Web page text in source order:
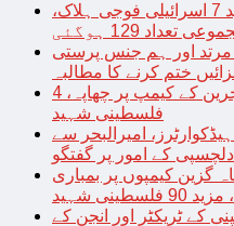
غزہ؛ حماس کے ہاتھوں مزید 7 اسرائیلی فوجی ہلاک،
تعداد 129 ہوگئی
مرتد اور ہم جنس پرستی
ختم کرنے کا مطالبہ
اسرائیل کا فارعہ میں مہاجرین کے کیمپ پر چھاپہ، 4
فلسطینی شہید
امیرالبحر سے
کے امور پر گفتگو
گزین کیمپوں پر بمباری
، مزید 90 فلسطینی شہید
کے ٹریکٹر اور انجن کے